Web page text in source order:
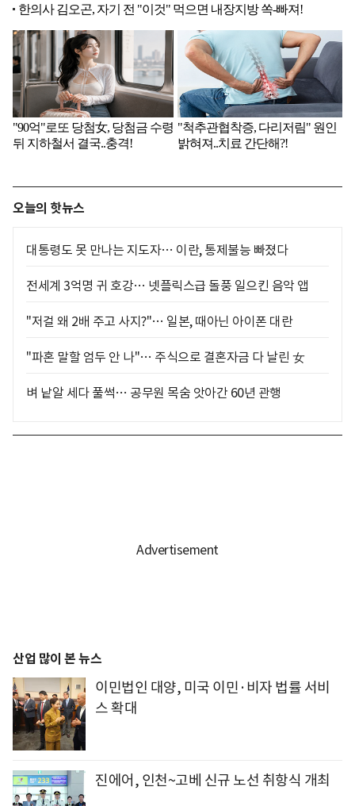
오늘의 핫뉴스
대통령도 못 만나는 지도자… 이란, 통제불능 빠졌다
전세계 3억명 귀 호강… 넷플릭스급 돌풍 일으킨 음악 앱
"저걸 왜 2배 주고 사지?"… 일본, 때아닌 아이폰 대란
"파혼 말할 엄두 안 나"… 주식으로 결혼자금 다 날린 女
벼 낱알 세다 풀썩… 공무원 목숨 앗아간 60년 관행
산업 많이 본 뉴스
이민법인 대양, 미국 이민·비자 법률 서비
스 확대
진에어, 인천~고베 신규 노선 취항식 개최